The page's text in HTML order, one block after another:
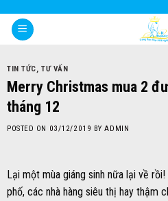
content
TIN TỨC,TƯ VẤN
Merry Christmas mua 2
tháng 12
POSTED ON 03/12/2019 BYADMIN
Lại một mùa giáng sinh nữa lại về
phố, các nhà hàng siêu thị hay thậm